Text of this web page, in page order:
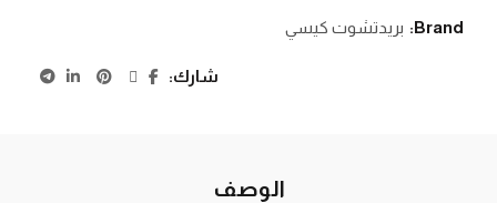
Brand: بريدتشوت كيسي
شارك
الوصف